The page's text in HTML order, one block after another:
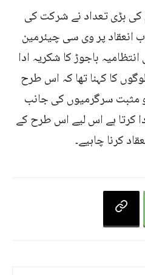
کی بڑی تعداد نے شرکت کی
انعقاد پر وی سی چیئرمین
باجوڑ کا شکریہ ادا
کا کہنا تھا کہ اس طرح
مثبت سرگرمیوں کی جانب
کرتا ہے اس لیے اس طرح کے
کرنا چاہیے۔